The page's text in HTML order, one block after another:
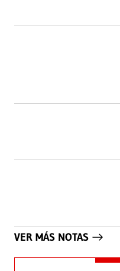
VER MÁS NOTAS